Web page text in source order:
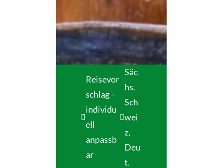
Reisevor
schlag –
individu
ell
anpassb
ar
Säc
hs.
Sch
wei
z,
Deu
t.